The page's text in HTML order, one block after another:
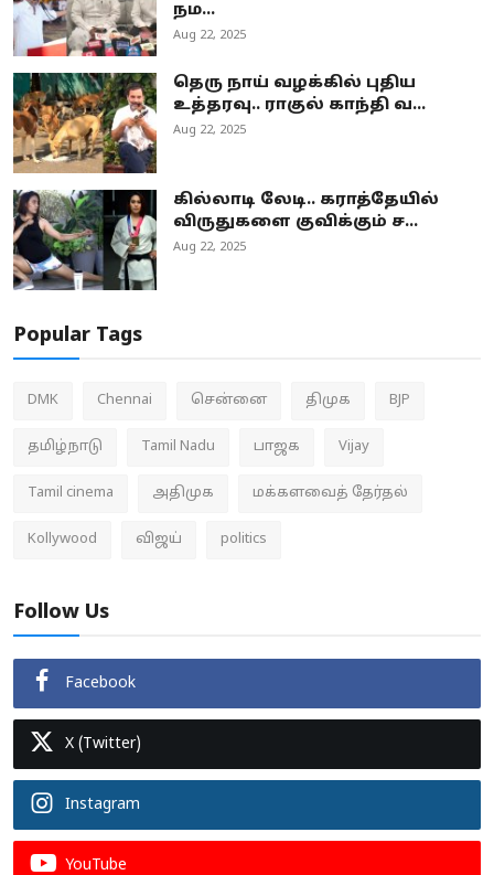
நம...
Aug 22, 2025
தெரு நாய் வழக்கில் புதிய
உத்தரவு.. ராகுல் காந்தி வ...
Aug 22, 2025
கில்லாடி லேடி.. கராத்தேயில்
விருதுகளை குவிக்கும் ச...
Aug 22, 2025
Popular Tags
DMK Chennai சென்னை திமுக BJP
தமிழ்நாடு Tamil Nadu பாஜக Vijay
Tamil cinema அதிமுக மக்களவைத் தேர்தல்
Kollywood விஜய் politics
Follow Us
Facebook
X (Twitter)
Instagram
YouTube